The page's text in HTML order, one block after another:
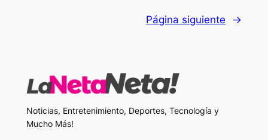
Página siguiente →
Noticias, Entretenimiento, Deportes, Tecnología y
Mucho Más!